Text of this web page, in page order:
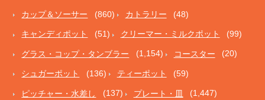
カップ＆ソーサー (860) カトラリー (48)
キャンディポット (51) クリーマー・ミルクポット (99)
グラス・コップ・タンブラー (1,154) コースター (20)
シュガーポット (136) ティーポット (59)
ピッチャー・水差し (137) プレート・皿 (1,447)